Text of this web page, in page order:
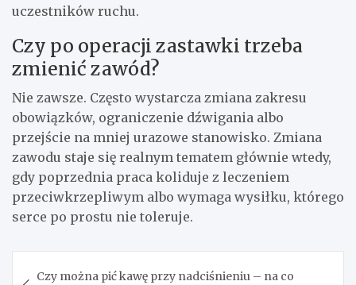
uczestników ruchu.
Czy po operacji zastawki trzeba
zmienić zawód?
Nie zawsze. Często wystarcza zmiana zakresu
obowiązków, ograniczenie dźwigania albo
przejście na mniej urazowe stanowisko. Zmiana
zawodu staje się realnym tematem głównie wtedy,
gdy poprzednia praca koliduje z leczeniem
przeciwkrzepliwym albo wymaga wysiłku, którego
serce po prostu nie toleruje.
Czy można pić kawę przy nadciśnieniu – na co